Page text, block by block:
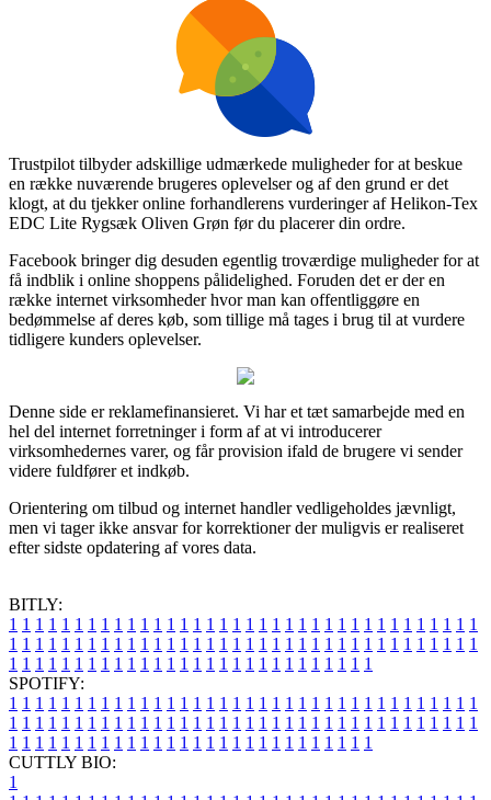
Trustpilot tilbyder adskillige udmærkede muligheder for at beskue
en række nuværende brugeres oplevelser og af den grund er det
klogt, at du tjekker online forhandlerens vurderinger af Helikon-Tex
EDC Lite Rygsæk Oliven Grøn før du placerer din ordre.
Facebook bringer dig desuden egentlig troværdige muligheder for at
få indblik i online shoppens pålidelighed. Foruden det er der en
række internet virksomheder hvor man kan offentliggøre en
bedømmelse af deres køb, som tillige må tages i brug til at vurdere
tidligere kunders oplevelser.
Denne side er reklamefinansieret. Vi har et tæt samarbejde med en
hel del internet forretninger i form af at vi introducerer
virksomhedernes varer, og får provision ifald de brugere vi sender
videre fuldfører et indkøb.
Orientering om tilbud og internet handler vedligeholdes jævnligt,
men vi tager ikke ansvar for korrektioner der muligvis er realiseret
efter sidste opdatering af vores data.
BITLY:
1 1 1 1 1 1 1 1 1 1 1 1 1 1 1 1 1 1 1 1 1 1 1 1 1 1 1 1 1 1 1 1 1 1 1 1
1 1 1 1 1 1 1 1 1 1 1 1 1 1 1 1 1 1 1 1 1 1 1 1 1 1 1 1 1 1 1 1 1 1 1 1
1 1 1 1 1 1 1 1 1 1 1 1 1 1 1 1 1 1 1 1 1 1 1 1 1 1 1 1
SPOTIFY:
1 1 1 1 1 1 1 1 1 1 1 1 1 1 1 1 1 1 1 1 1 1 1 1 1 1 1 1 1 1 1 1 1 1 1 1
1 1 1 1 1 1 1 1 1 1 1 1 1 1 1 1 1 1 1 1 1 1 1 1 1 1 1 1 1 1 1 1 1 1 1 1
1 1 1 1 1 1 1 1 1 1 1 1 1 1 1 1 1 1 1 1 1 1 1 1 1 1 1 1
CUTTLY BIO:
1